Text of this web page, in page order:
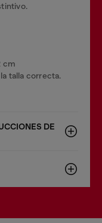
cm
talla correcta.
DE